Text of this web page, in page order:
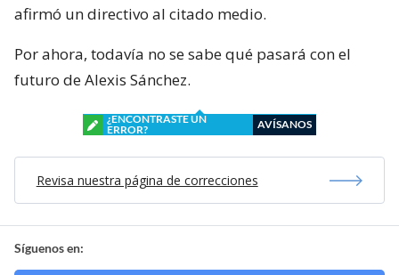
afirmó un directivo al citado medio.
Por ahora, todavía no se sabe qué pasará con el
futuro de Alexis Sánchez.
¿ENCONTRASTE UN
ERROR?
AVÍSANOS
Revisa nuestra página de correcciones
Síguenos en: